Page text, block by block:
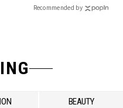
Recommended by
BEAUTY